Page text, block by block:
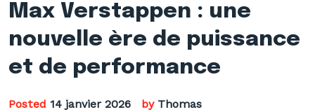
Max Verstappen : une
nouvelle ère de puissance
et de performance
Posted 14 janvier 2026 by Thomas